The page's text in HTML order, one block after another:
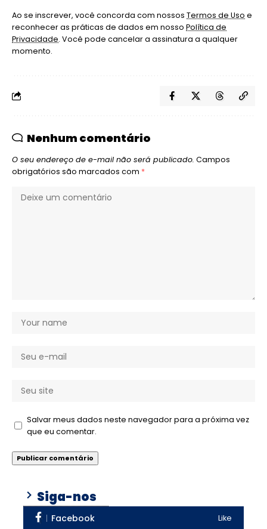
Ao se inscrever, você concorda com nossos Termos de Uso e
reconhecer as práticas de dados em nosso Política de
Privacidade. Você pode cancelar a assinatura a qualquer
momento.
Nenhum comentário
O seu endereço de e-mail não será publicado. Campos
obrigatórios são marcados com *
Salvar meus dados neste navegador para a próxima vez
que eu comentar.
Siga-nos
Facebook Like